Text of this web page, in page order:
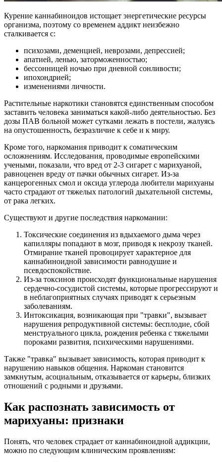
Курение каннабиноидов истощает энергетические ресурсы
организма, поэтому со временем аддикт неизбежно
сталкивается с:
психозами, деменцией, неврозами, депрессией;
апатией, ленью, заторможенностью;
бессонницей ночью при дневной сонливости;
ипохондрией;
изменениями личности.
Растительные наркотики становятся единственным способом
заставить человека заниматься какой-либо деятельностью. Без
дозы ПАВ больной может сутками лежать в постели, жалуясь
на опустошенность, безразличие к себе и к миру.
Кроме того, наркомания приводит к соматическим
осложнениям. Исследования, проводимые европейскими
учеными, показали, что вред от 2-3 сигарет с марихуаной,
равноценен вреду от пачки обычных сигарет. Из-за
канцерогенных смол и оксида углерода любители марихуаны
часто страдают от тяжелых патологий дыхательной системы,
от рака легких.
Существуют и другие последствия наркомании:
Токсические соединения из вдыхаемого дыма через
капилляры попадают в мозг, приводя к некрозу тканей.
Отмирание тканей провоцирует характерное для
каннабиноидной зависимости равнодушие и
псевдоспокойствие.
Из-за токсинов происходят функциональные нарушения
сердечно-сосудистой системы, которые прогрессируют и
в неблагоприятных случаях приводят к серьезным
заболеваниям.
Интоксикация, возникающая при "травки", вызывает
нарушения репродуктивной системы: бесплодие, сбой
менструального цикла, рождения ребенка с тяжелыми
пороками развития, психическими нарушениями.
Также "травка" вызывает зависимость, которая приводит к
нарушению навыков общения. Наркоман становится
замкнутым, асоциальным, отказывается от карьеры, близких
отношений с родными и друзьями.
Как распознать зависимость от
марихуаны: признаки
Понять, что человек страдает от каннабиноидной аддикции,
можно по следующим клиническим проявлениям: